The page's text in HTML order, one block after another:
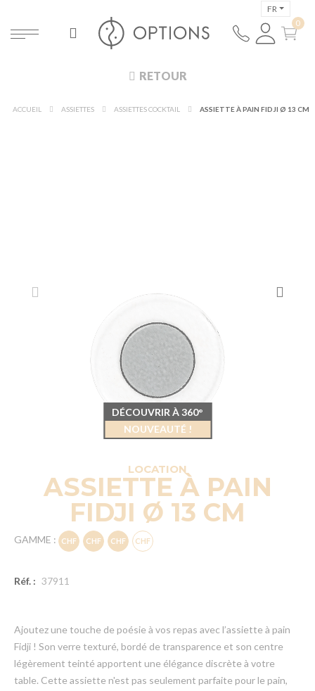
FR
RETOUR
ACCUEIL ASSIETTES ASSIETTES COCKTAIL ASSIETTE À PAIN FIDJI Ø 13 CM
LOCATION
ASSIETTE À PAIN
FIDJI Ø 13 CM
GAMME :
Réf. : 37911
Ajoutez une touche de poésie à vos repas avec l’assiette à pain
Fidji ! Son verre texturé, bordé de transparence et son centre
légèrement teinté apportent une élégance discrète à votre
table. Cette assiette n'est pas seulement parfaite pour le pain,
DÉCOUVRIR À 360°
NOUVEAUTÉ !